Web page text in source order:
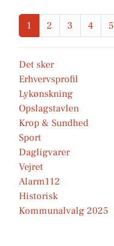
1 2 3 4 5
Det sker
Erhvervsprofil
Lykønskning
Opslagstavlen
Krop & Sundhed
Sport
Dagligvarer
Vejret
Alarm112
Historisk
Kommunalvalg 2025